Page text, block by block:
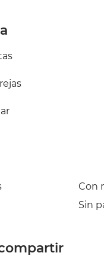
Con
Sin